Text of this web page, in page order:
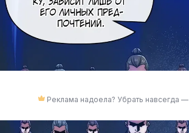
Реклама надоела? Убрать навсегда —